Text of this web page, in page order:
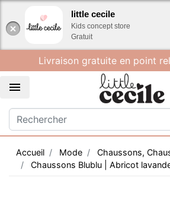
little cecile
Kids concept store
Gratuit
Livraison gratuite en point

Accueil Mode
Chaussons,
Chaussons Blublu | Abricot